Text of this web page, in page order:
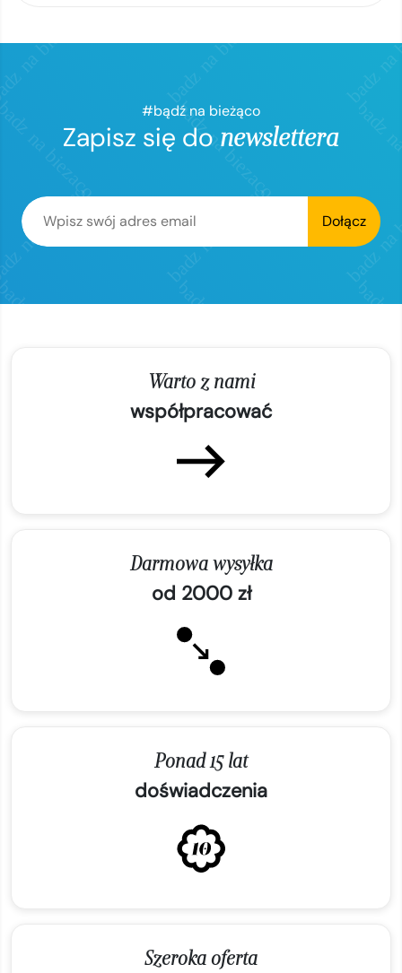
#bądź na bieżąco
Zapisz się do newslettera
Dołącz
Warto z nami
współpracować
Darmowa wysyłka
od 2000 zł
Ponad 15 lat
doświadczenia
Szeroka oferta